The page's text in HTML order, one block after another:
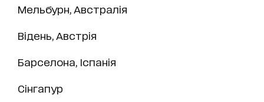
Мельбурн, Австралія
Відень, Австрія
Барселона, Іспанія
Сінгапур